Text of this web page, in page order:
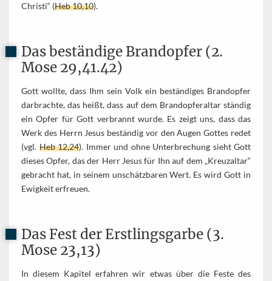
Christi“ (Heb 10,10).
Das beständige Brandopfer (2.
Mose 29,41.42)
Gott wollte, dass Ihm sein Volk ein beständiges Brandopfer
darbrachte, das heißt, dass auf dem Brandopferaltar ständig
ein Opfer für Gott verbrannt wurde. Es zeigt uns, dass das
Werk des Herrn Jesus beständig vor den Augen Gottes redet
(vgl. Heb 12,24). Immer und ohne Unterbrechung sieht Gott
dieses Opfer, das der Herr Jesus für Ihn auf dem „Kreuzaltar“
gebracht hat, in seinem unschätzbaren Wert. Es wird Gott in
Ewigkeit erfreuen.
Das Fest der Erstlingsgarbe (3.
Mose 23,13)
In diesem Kapitel erfahren wir etwas über die Feste des